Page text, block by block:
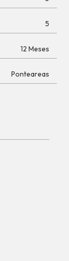
5
12 Meses
Ponteareas